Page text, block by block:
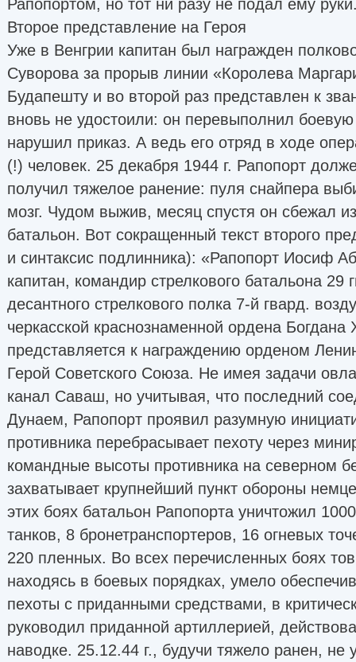
Рапопортом, но тот ни разу не подал ему
Второе представление на Героя
Уже в Венгрии капитан был награжден
Суворова за прорыв линии «Королева
Будапешту и во второй раз представлен к
вновь не удостоили: он перевыполнил
нарушил приказ. А ведь его отряд в ходе
(!) человек. 25 декабря 1944 г. Рапопорт
получил тяжелое ранение: пуля снайпера
мозг. Чудом выжив, месяц спустя он сбежал
батальон. Вот сокращенный текст второго
и синтаксис подлинника): «Рапопорт Иосиф
капитан, командир стрелкового батальона 29
десантного стрелкового полка 7-й гвард.
черкасской краснознаменной ордена Богдана
представляется к награждению орденом
Герой Советского Союза. Не имея задачи
канал Саваш, но учитывая, что последний
Дунаем, Рапопорт проявил разумную
противника перебрасывает пехоту через
командные высоты противника на северном
захватывает крупнейший пункт обороны
этих боях батальон Рапопорта уничтожил
танков, 8 бронетранспортеров, 16 огневых
220 пленных. Во всех перечисленных боях
находясь в боевых порядках, умело
пехоты с приданными средствами, в
руководил приданной артиллерией,
наводке. 25.12.44 г., будучи тяжело ранен,